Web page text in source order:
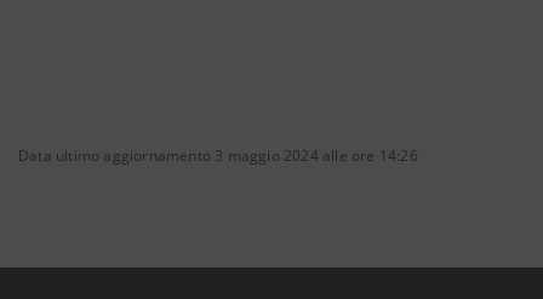
Data ultimo aggiornamento 3 maggio 2024 alle ore 14:26